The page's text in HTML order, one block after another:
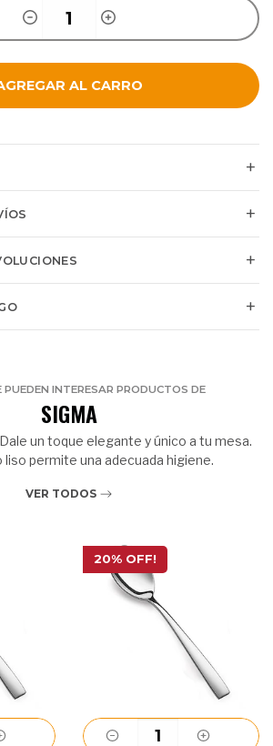
AL CARRO
INTERESAR PRODUCTOS DE
SIGMA
un toque elegante y único a tu mesa.
permite una adecuada higiene.
VER TODOS
20% OFF!